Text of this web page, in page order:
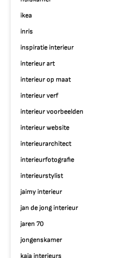
ikea
inris
inspiratie interieur
interieur art
interieur op maat
interieur verf
interieur voorbeelden
interieur website
interieurarchitect
interieurfotografie
interieurstylist
jaimy interieur
jan de jong interieur
jaren 70
jongenskamer
kaja interieurs